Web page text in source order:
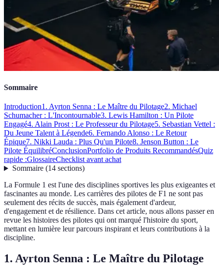
Sommaire
Introduction1. Ayrton Senna : Le Maître du Pilotage2. Michael
Schumacher : L'Incontournable3. Lewis Hamilton : Un Pilote
Engagé4. Alain Prost : Le Professeur du Pilotage5. Sebastian Vettel :
Du Jeune Talent à Légende6. Fernando Alonso : Le Retour
Épique7. Nikki Lauda : Plus Qu'un Pilote8. Jenson Button : Le
Pilote ÉquilibréConclusionPortfolio de Produits RecommandésQuiz
rapide :GlossaireChecklist avant achat
Sommaire(14 sections)
La Formule 1 est l'une des disciplines sportives les plus exigeantes et
fascinantes au monde. Les carrières des pilotes de F1 ne sont pas
seulement des récits de succès, mais également d'ardeur,
d'engagement et de résilience. Dans cet article, nous allons passer en
revue les histoires des pilotes qui ont marqué l'histoire du sport,
mettant en lumière leur parcours inspirant et leurs contributions à la
discipline.
1. Ayrton Senna : Le Maître du Pilotage